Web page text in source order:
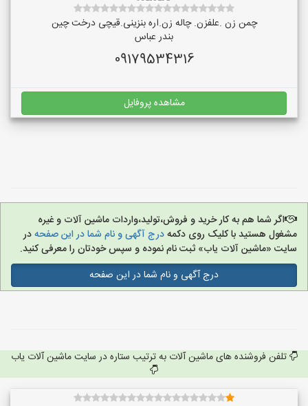
چمن زن .علفزن. چاله زن.اره بنزینی.قیچی درخت چین
بندر عباس
09179534316
مشاهده پروفایل
اگر شما هم به کار خرید و فروش،تولید،واردات ماشین آلات و غیره
مشغول هستید با کلیک روی دکمهدرج آگهی و نام شما در این صفحهدر
سایت «ماشین آلات یاب» ثبت نام نموده و سپس خودتان را معرفی کنید.
درج آگهی و نام شما در این صفحه
تلفن فروشنده های ماشین آلات به ترتیب ستاره در سایت ماشین آلات یاب